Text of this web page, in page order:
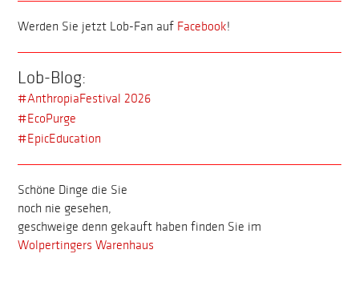
Werden Sie jetzt Lob-Fan auf Facebook!
Lob-Blog:
#AnthropiaFestival 2026
#EcoPurge
#EpicEducation
Schöne Dinge die Sie
noch nie gesehen,
geschweige denn gekauft haben finden Sie im
Wolpertingers Warenhaus